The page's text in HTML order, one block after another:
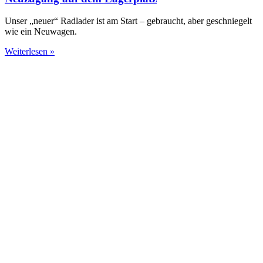
Unser „neuer“ Radlader ist am Start – gebraucht, aber geschniegelt
wie ein Neuwagen.
Weiterlesen »